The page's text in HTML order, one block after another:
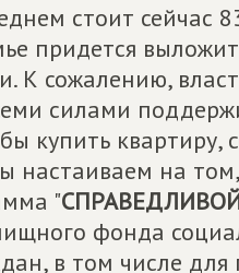
стоит сейчас
придется
К сожалению,
силами
купить квартиру,
настаиваем на
"
фонда
в том числе для